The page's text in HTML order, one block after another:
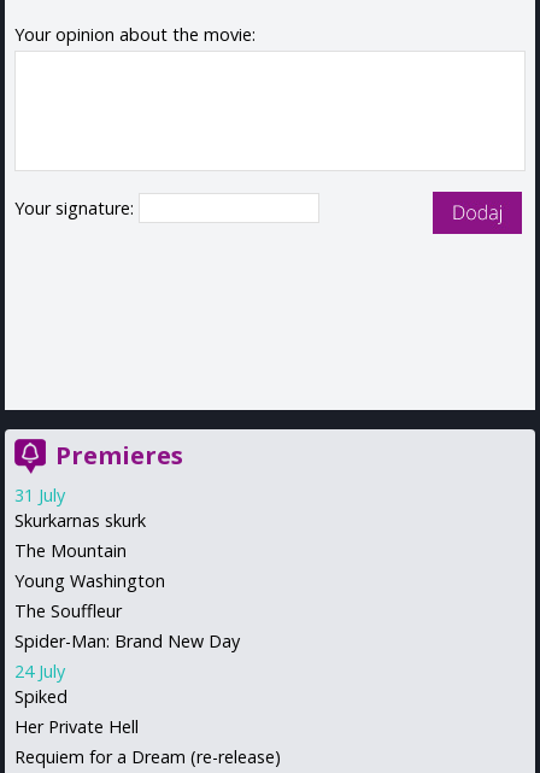
Your opinion about the movie:
Your signature:
Premieres
31 July
Skurkarnas skurk
The Mountain
Young Washington
The Souffleur
Spider-Man: Brand New Day
24 July
Spiked
Her Private Hell
Requiem for a Dream (re-release)